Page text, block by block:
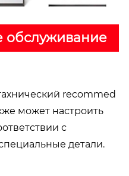
обслуживание
recommed
может настроить
с
детали.